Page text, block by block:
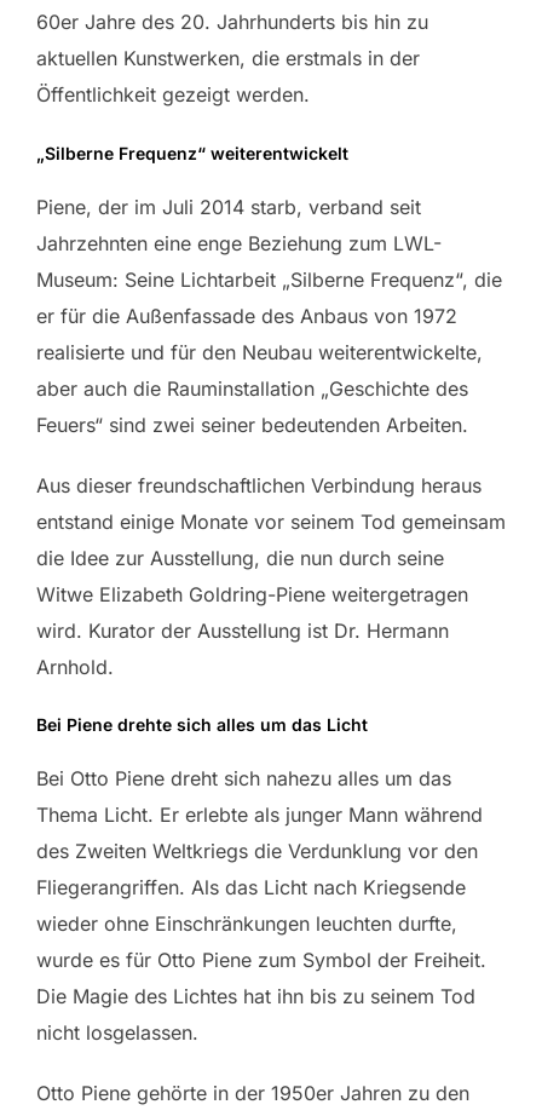
60er Jahre des 20. Jahrhunderts bis hin zu
aktuellen Kunstwerken, die erstmals in der
Öffentlichkeit gezeigt werden.
„Silberne Frequenz“ weiterentwickelt
Piene, der im Juli 2014 starb, verband seit
Jahrzehnten eine enge Beziehung zum LWL-
Museum: Seine Lichtarbeit „Silberne Frequenz“, die
er für die Außenfassade des Anbaus von 1972
realisierte und für den Neubau weiterentwickelte,
aber auch die Rauminstallation „Geschichte des
Feuers“ sind zwei seiner bedeutenden Arbeiten.
Aus dieser freundschaftlichen Verbindung heraus
entstand einige Monate vor seinem Tod gemeinsam
die Idee zur Ausstellung, die nun durch seine
Witwe Elizabeth Goldring-Piene weitergetragen
wird. Kurator der Ausstellung ist Dr. Hermann
Arnhold.
Bei Piene drehte sich alles um das Licht
Bei Otto Piene dreht sich nahezu alles um das
Thema Licht. Er erlebte als junger Mann während
des Zweiten Weltkriegs die Verdunklung vor den
Fliegerangriffen. Als das Licht nach Kriegsende
wieder ohne Einschränkungen leuchten durfte,
wurde es für Otto Piene zum Symbol der Freiheit.
Die Magie des Lichtes hat ihn bis zu seinem Tod
nicht losgelassen.
Otto Piene gehörte in der 1950er Jahren zu den